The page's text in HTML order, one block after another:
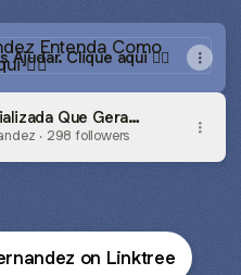
Clique aqui 👇🏻
Clique aqui 👇🏻
Que Gera
aqui 👇🏻
‧ 298 followers
on Linktree